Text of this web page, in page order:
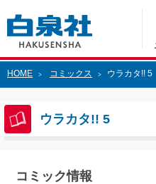
HOME > コミックス > ウラカタ!! 5
ウラカタ!! 5
コミック情報